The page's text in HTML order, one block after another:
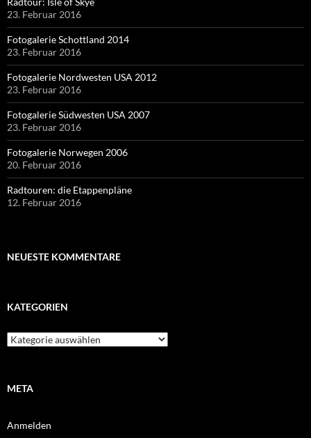
23. Februar 2016
Fotogalerie Schottland 2014
23. Februar 2016
Fotogalerie Nordwesten USA 2012
23. Februar 2016
Fotogalerie Südwesten USA 2007
23. Februar 2016
Fotogalerie Norwegen 2006
20. Februar 2016
Radtouren: die Etappenpläne
12. Februar 2016
NEUESTE KOMMENTARE
KATEGORIEN
Kategorien
META
Anmelden